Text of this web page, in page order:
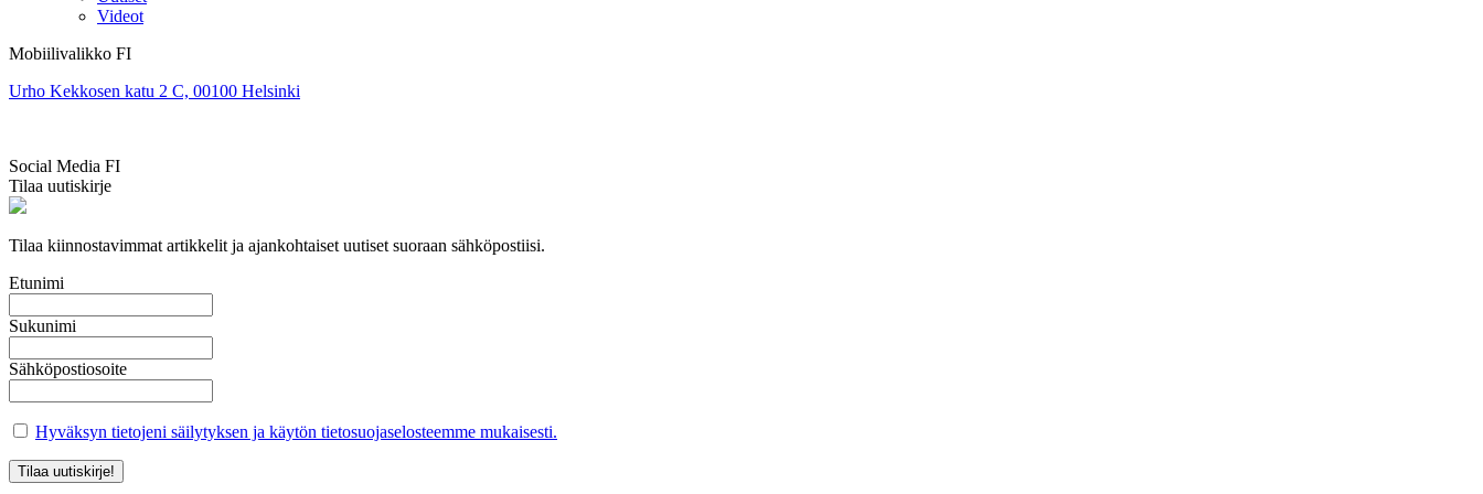
Videot
Mobiilivalikko FI
Urho Kekkosen katu 2 C, 00100 Helsinki
Social Media FI
Tilaa uutiskirje
Tilaa kiinnostavimmat artikkelit ja ajankohtaiset uutiset suoraan sähköpostiisi.
Etunimi
Sukunimi
Sähköpostiosoite
Hyväksyn tietojeni säilytyksen ja käytön tietosuojaselosteemme mukaisesti.